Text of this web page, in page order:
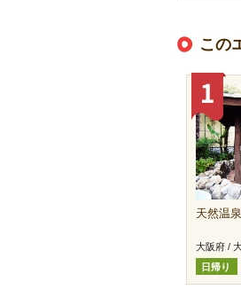
この
天然温
大阪府 /
日帰り